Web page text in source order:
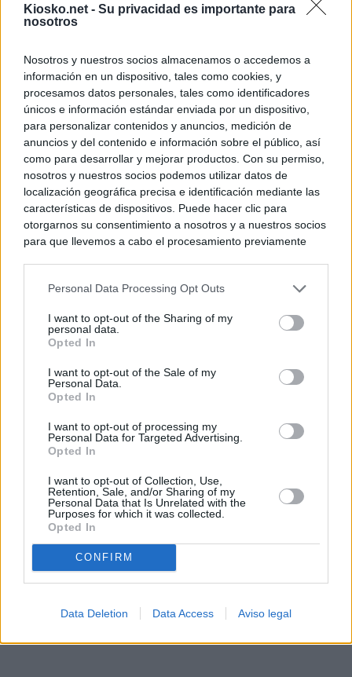
Kiosko.net - Su privacidad es importante para
nosotros
Nosotros y nuestros socios almacenamos o accedemos a
información en un dispositivo, tales como cookies, y
procesamos datos personales, tales como identificadores
únicos e información estándar enviada por un dispositivo,
para personalizar contenidos y anuncios, medición de
anuncios y del contenido e información sobre el público, así
como para desarrollar y mejorar productos. Con su permiso,
nosotros y nuestros socios podemos utilizar datos de
localización geográfica precisa e identificación mediante las
características de dispositivos. Puede hacer clic para
otorgarnos su consentimiento a nosotros y a nuestros socios
para que llevemos a cabo el procesamiento previamente
negar su consentimiento. Tenga en cuenta que algún
de su consentimiento, pero usted tiene el derecho de
rechazar tal procesamiento. Sus preferencias se aplicarán
cualquier momento entrando de nuevo en este sitio web o
visitando nuestra política de privacidad.
Personal Data Processing Opt Outs
I want to opt-out of the Sharing of my
personal data.
Opted In
I want to opt-out of the Sale of my
Personal Data.
Opted In
I want to opt-out of processing my
Personal Data for Targeted Advertising.
Opted In
I want to opt-out of Collection, Use,
Retention, Sale, and/or Sharing of my
Personal Data that Is Unrelated with the
Purposes for which it was collected.
Opted In
CONFIRM
Data Deletion Data Access Aviso legal